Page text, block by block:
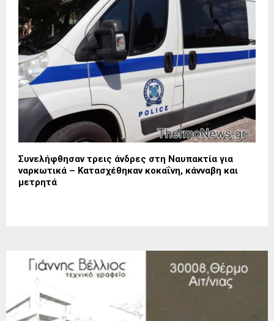
Συνελήφθησαν τρεις άνδρες στη Ναυπακτία για
ναρκωτικά – Κατασχέθηκαν κοκαΐνη, κάνναβη και
μετρητά